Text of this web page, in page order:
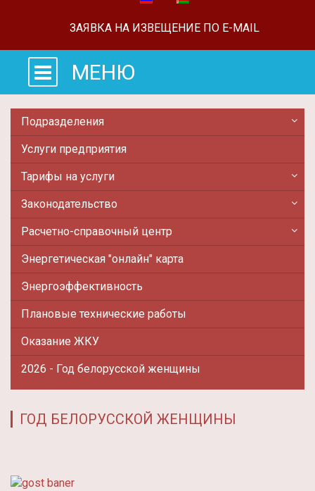
ЗАЯВКА НА ИЗВЕЩЕНИЕ ПО E-MAIL
МЕНЮ
Подразделения
Услуги предприятия
Тарифы на услуги
Законодательство
Расчетно-справочный центр
Энергетическая "онлайн" карта
Энергоэффективность
Плановые технические работы
Оказание ЖКУ
2026 - Год белорусской женщины
ГОД БЕЛОРУССКОЙ ЖЕНЩИНЫ